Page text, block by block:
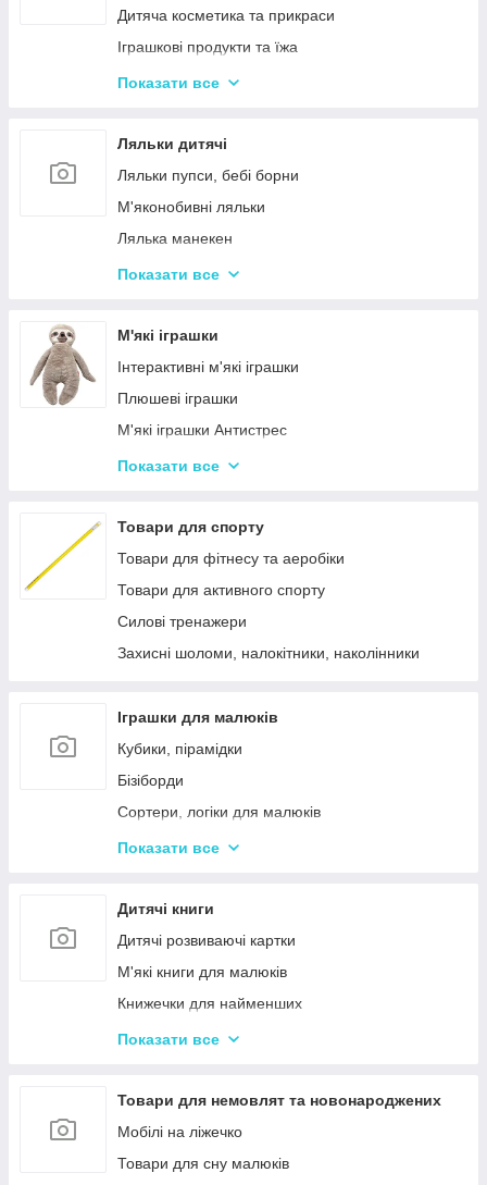
Дитяча косметика та прикраси
Іграшкові продукти та їжа
Іграшковий посуд
Дитячі ігрові набори для прибирання
Дитячі рольові набори лікаря
Дитячий ігровий набір кухня
Дитячий ігровий магазин, касса
Іграшковий салон краси, трюмо
Показати все
Ляльки дитячі
Ляльки пупси, бебі борни
М'яконобивні ляльки
Лялька манекен
Барбі та схожі ляльки
Лялькові будиночки
Візочки для ляльок
Ліжечка для ляльок
Одяг та аксесуари для Ляльок
Показати все
М'які іграшки
Інтерактивні м'які іграшки
Плюшеві іграшки
М'які іграшки Антистрес
Іграшки для лялькового театру
Показати все
Товари для спорту
Товари для фітнесу та аеробіки
Товари для активного спорту
Силові тренажери
Захисні шоломи, налокітники, наколінники
Іграшки для малюків
Кубики, пірамідки
Бізіборди
Сортери, логіки для малюків
Іграшки з музичними ефектами
Машинки іграшкові для дітей
Дитяче кермо
Іграшка Неваляшка
Каталки з ручкою і на мотузочці
Розвиваючі килимки
Магнітна риболовля для дітей
Стрибуни для дітей
Показати все
Дитячі книги
Дитячі розвиваючі картки
М'які книги для малюків
Книжечки для найменших
Книги з наклейками
Книги для дітей початкових класів
Книги для підлітків
Енциклопедії для дітей
Показати все
Товари для немовлят та новонароджених
Мобілі на ліжечко
Товари для сну малюків